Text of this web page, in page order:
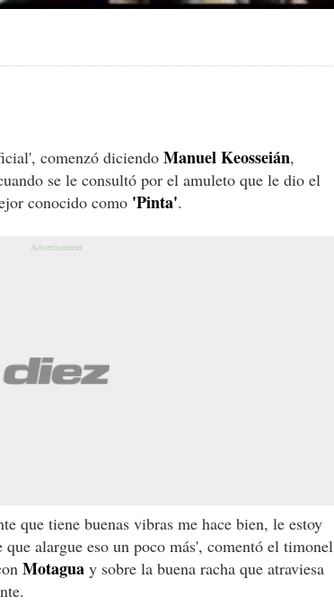
comenzó diciendo Manuel Keosseián,
se le consultó por el amuleto que le dio el
conocido como 'Pinta'.
que tiene buenas vibras me hace bien, le estoy
alargue eso un poco más', comentó el timonel
Motagua y sobre la buena racha que atraviesa